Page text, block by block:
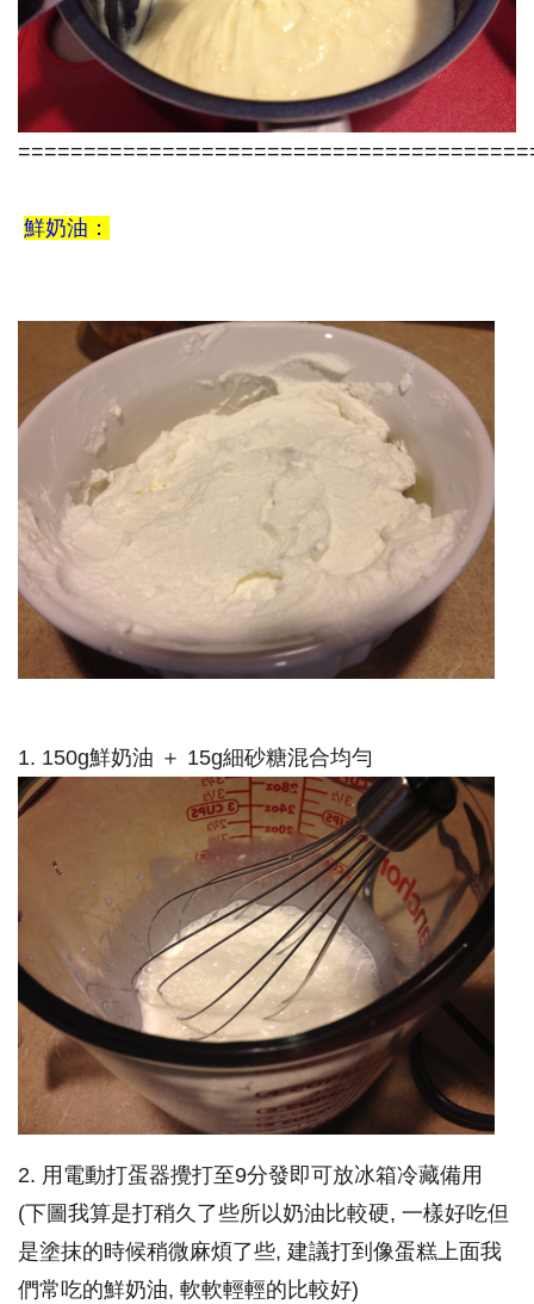
鮮奶油：
1. 150g鮮奶油 ＋ 15g細砂糖混合均勻
2. 用電動打蛋器攪打至9分發即可放冰箱冷藏備用
(下圖我算是打稍久了些所以奶油比較硬, 一樣好吃但
是塗抹的時候稍微麻煩了些, 建議打到像蛋糕上面我
們常吃的鮮奶油, 軟軟輕輕的比較好)